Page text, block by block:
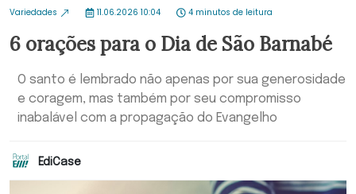
Variedades 11.06.2026 10:04 4 minutos de leitura
6 orações para o Dia de São Barnabé
O santo é lembrado não apenas por sua generosidade
e coragem, mas também por seu compromisso
inabalável com a propagação do Evangelho
EdiCase